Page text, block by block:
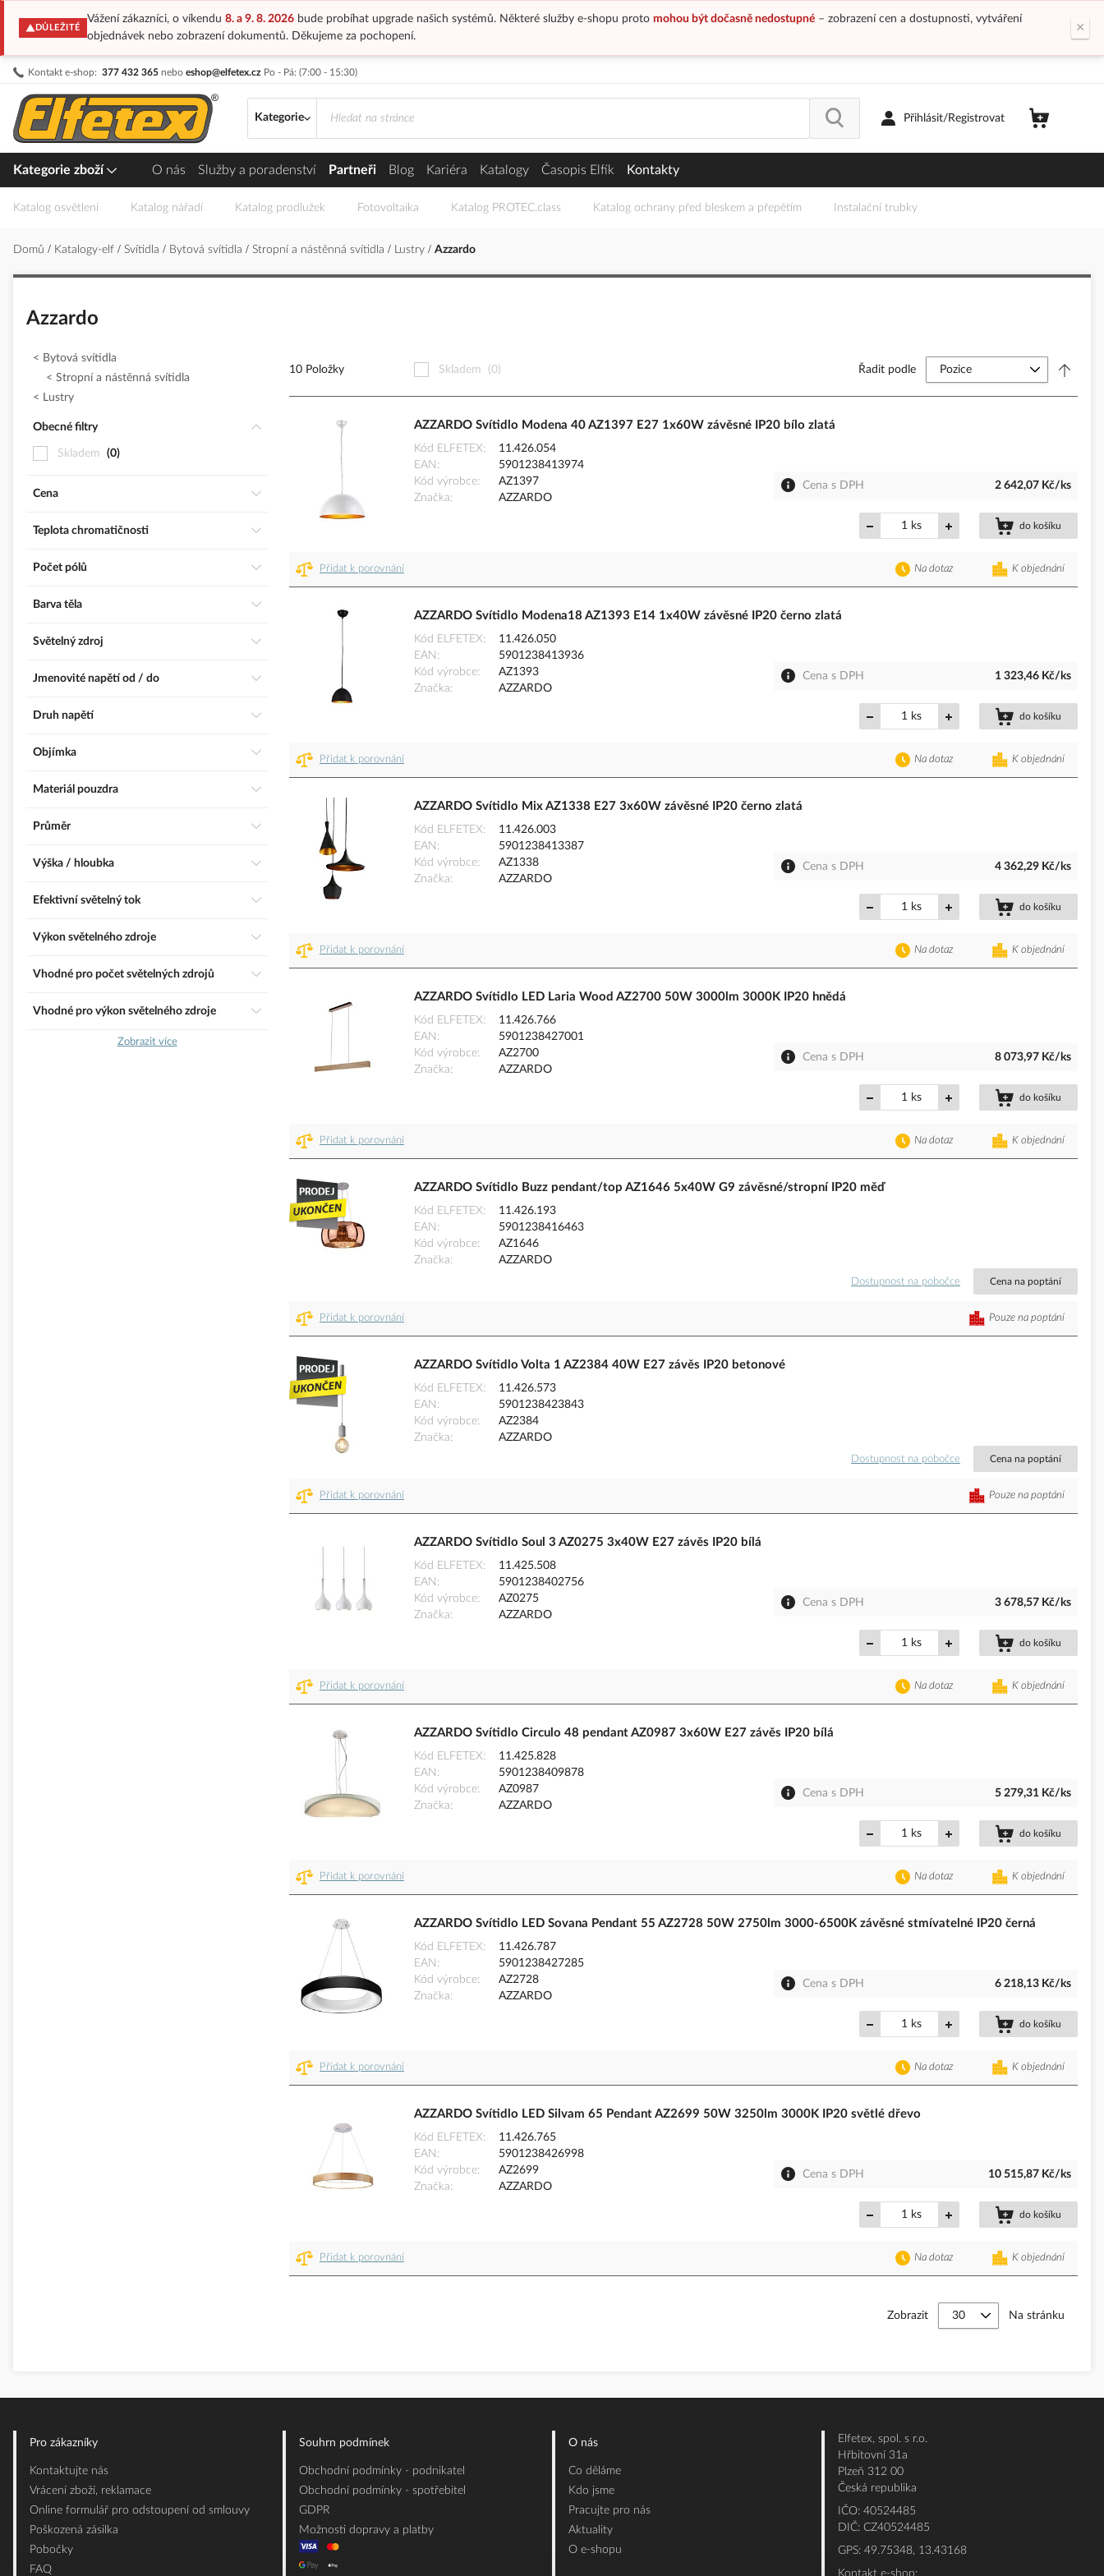
DŮLEŽITÉ
Vážení zákazníci, o víkendu 8. a 9. 8. 2026bude probíhat upgrade našich systémů. Některé služby e-shopu proto mohou být dočasně nedostupné– zobrazení cen a dostupnosti, vytváření
objednávek nebo zobrazení dokumentů. Děkujeme za pochopení.
×
Kontakt e-shop: 377 432 365 nebo eshop@elfetex.cz Po - Pá: (7:00 - 15:30)
Přejít
obsah
Kategorie
Přihlásit/Registrovat
Kategorie zboží O nás Služby a poradenství Partneři Blog Kariéra Katalogy Časopis Elfík Kontakty
Katalog osvětlení Katalog nářadí Katalog prodlužek Fotovoltaika Katalog PROTEC.class Katalog ochrany před bleskem a přepětím Instalační trubky
Domů Katalogy-elf Svítidla Bytová svítidla Stropní a nástěnná svítidla Lustry Azzardo
Azzardo
10 Položky Skladem (0) Řadit podle
AZZARDO Svítidlo Modena 40 AZ1397 E27 1x60W závěsné IP20 bílo zlatá
Kód ELFETEX
11.426.054
EAN
5901238413974
Kód výrobce
AZ1397
Značka
AZZARDO
Cena s DPH 2 642,07 Kč/ks
ks do košíku
Přidat k porovnání K objednání
Na dotaz
AZZARDO Svítidlo Modena18 AZ1393 E14 1x40W závěsné IP20 černo zlatá
Kód ELFETEX
11.426.050
EAN
5901238413936
Kód výrobce
AZ1393
Značka
AZZARDO
Cena s DPH 1 323,46 Kč/ks
ks do košíku
Přidat k porovnání K objednání
Na dotaz
AZZARDO Svítidlo Mix AZ1338 E27 3x60W závěsné IP20 černo zlatá
Kód ELFETEX
11.426.003
EAN
5901238413387
Kód výrobce
AZ1338
Značka
AZZARDO
Cena s DPH 4 362,29 Kč/ks
ks do košíku
Přidat k porovnání K objednání
Na dotaz
AZZARDO Svítidlo LED Laria Wood AZ2700 50W 3000lm 3000K IP20 hnědá
Kód ELFETEX
11.426.766
EAN
5901238427001
Kód výrobce
AZ2700
Značka
AZZARDO
Cena s DPH 8 073,97 Kč/ks
ks do košíku
Přidat k porovnání K objednání
Na dotaz
AZZARDO Svítidlo Buzz pendant/top AZ1646 5x40W G9 závěsné/stropní IP20 měď
Kód ELFETEX
11.426.193
EAN
5901238416463
Kód výrobce
AZ1646
Značka
AZZARDO
Dostupnost na pobočce Cena na poptání
Přidat k porovnání Pouze na poptání
AZZARDO Svítidlo Volta 1 AZ2384 40W E27 závěs IP20 betonové
Kód ELFETEX
11.426.573
EAN
5901238423843
Kód výrobce
AZ2384
Značka
AZZARDO
Dostupnost na pobočce Cena na poptání
Přidat k porovnání Pouze na poptání
AZZARDO Svítidlo Soul 3 AZ0275 3x40W E27 závěs IP20 bílá
Kód ELFETEX
11.425.508
EAN
5901238402756
Kód výrobce
AZ0275
Značka
AZZARDO
Cena s DPH 3 678,57 Kč/ks
ks do košíku
Přidat k porovnání K objednání
Na dotaz
AZZARDO Svítidlo Circulo 48 pendant AZ0987 3x60W E27 závěs IP20 bílá
Kód ELFETEX
11.425.828
EAN
5901238409878
Kód výrobce
AZ0987
Značka
AZZARDO
Cena s DPH 5 279,31 Kč/ks
ks do košíku
Přidat k porovnání K objednání
Na dotaz
AZZARDO Svítidlo LED Sovana Pendant 55 AZ2728 50W 2750lm 3000-6500K závěsné stmívatelné IP20 černá
Kód ELFETEX
11.426.787
EAN
5901238427285
Kód výrobce
AZ2728
Značka
AZZARDO
Cena s DPH 6 218,13 Kč/ks
ks do košíku
Přidat k porovnání K objednání
Na dotaz
AZZARDO Svítidlo LED Silvam 65 Pendant AZ2699 50W 3250lm 3000K IP20 světlé dřevo
Kód ELFETEX
11.426.765
EAN
5901238426998
Kód výrobce
AZ2699
Značka
AZZARDO
Cena s DPH 10 515,87 Kč/ks
ks do košíku
Přidat k porovnání K objednání
Na dotaz
Zobrazit Na stránku
Bytová svítidla
Stropní a nástěnná svítidla
Lustry
Obecné filtry
Skladem 0
Cena
Teplota chromatičnosti
Počet pólů
Barva těla
Světelný zdroj
Jmenovité napětí od / do
Druh napětí
Objímka
Materiál pouzdra
Průměr
Výška / hloubka
Efektivní světelný tok
Výkon světelného zdroje
Vhodné pro počet světelných zdrojů
Vhodné pro výkon světelného zdroje
Zobrazit více
Pro zákazníky
Kontaktujte nás
Vrácení zboží, reklamace
Online formulář pro odstoupení od smlouvy
Poškozená zásilka
Pobočky
FAQ
Souhrn podmínek
Obchodní podmínky - podnikatel
Obchodní podmínky - spotřebitel
GDPR
Možnosti dopravy a platby
O nás
Co děláme
Kdo jsme
Pracujte pro nás
Aktuality
O e-shopu
Elfetex, spol. s r.o.
Hřbitovní 31a
Plzeň 312 00
Česká republika
IČO: 40524485
DIČ: CZ40524485
GPS: 49.75348, 13.43168